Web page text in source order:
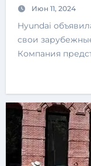
Июн 11, 2024
Hyundai объявила, что выпустит Casper Electric на
свои
Компания